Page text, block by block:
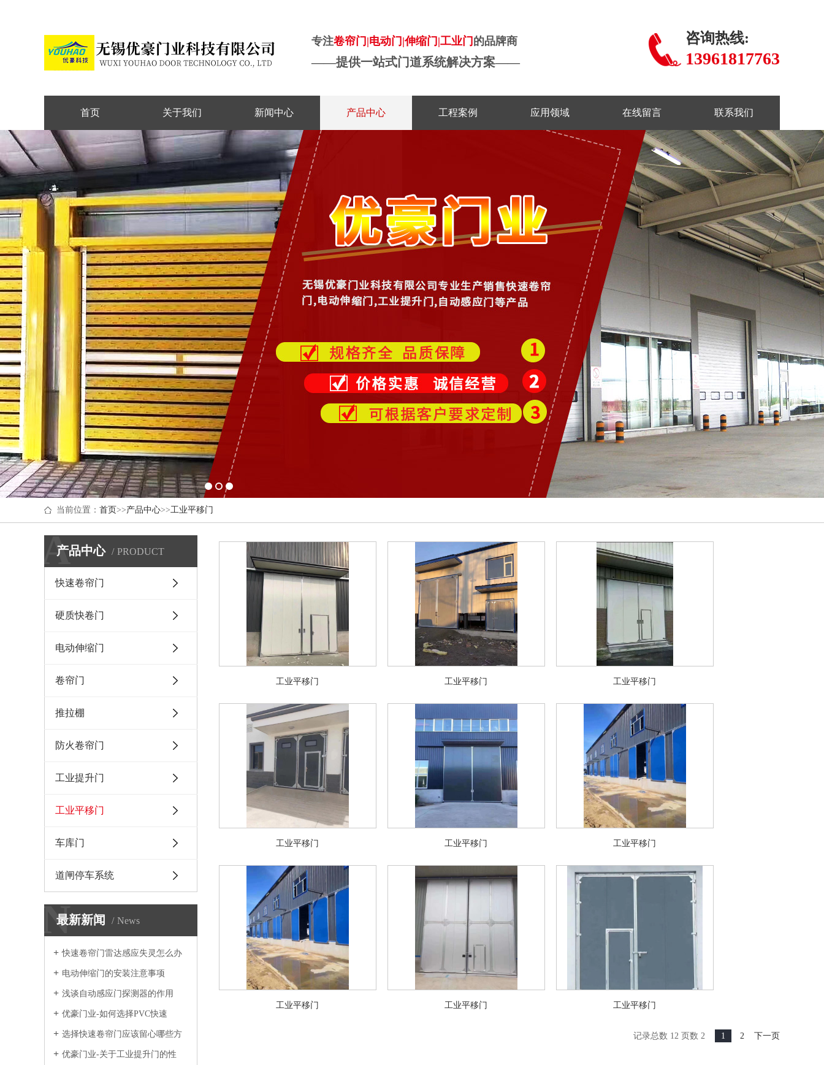
专注卷帘门|电动门|伸缩门|工业门 的品牌商
——提供一站式门道系统解决方案——
咨询热线:
13961817763
首页 关于我们 新闻中心 产品中心 工程案例 应用领域 在线留言 联系我们
当前位置： 首页>>产品中心>>工业平移门
产品中心 PRODUCT
A
快速卷帘门
硬质快卷门
电动伸缩门
卷帘门
推拉棚
防火卷帘门
工业提升门
工业平移门
车库门
道闸停车系统
最新新闻 News
N
快速卷帘门雷达感应失灵怎么办
电动伸缩门的安装注意事项
浅谈自动感应门探测器的作用
优豪门业-如何选择PVC快速
选择快速卷帘门应该留心哪些方
优豪门业-关于工业提升门的性
工业平移门 工业平移门 工业平移门
工业平移门 工业平移门 工业平移门
工业平移门 工业平移门 工业平移门
记录总数 12 页数 2 1 2 下一页